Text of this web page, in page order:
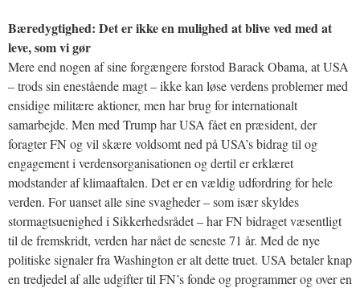
Bæredygtighed: Det er ikke en mulighed at blive ved med at
leve, som vi gør
Mere end nogen af sine forgængere forstod Barack Obama, at USA
– trods sin enestående magt – ikke kan løse verdens problemer med
ensidige militære aktioner, men har brug for internationalt
samarbejde. Men med Trump har USA fået en præsident, der
foragter FN og vil skære voldsomt ned på USA’s bidrag til og
engagement i verdensorganisationen og dertil er erklæret
modstander af klimaaftalen. Det er en vældig udfordring for hele
verden. For uanset alle sine svagheder – som især skyldes
stormagtsuenighed i Sikkerhedsrådet – har FN bidraget væsentligt
til de fremskridt, verden har nået de seneste 71 år. Med de nye
politiske signaler fra Washington er alt dette truet. USA betaler knap
en tredjedel af alle udgifter til FN’s fonde og programmer og over en